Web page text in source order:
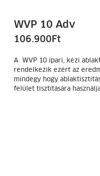
WVP 10 Adv
106.900 Ft
A WVP 10 ipari, kézi
rendelkezik ezért az
mindegy hogy
felület tisztítására